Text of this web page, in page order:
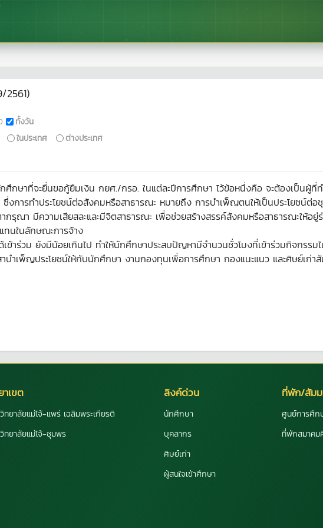
2561)
ทั้งวัน
ในประเทศ ต่างประเทศ
ษาที่จะยื่นขอกู้ยืมเงิน กยศ./กรอ. ในแต่ละปีการศึกษา ไว้ข้อหนึ่งคือ จะต้องเป็นผู้ที่
งการทำประโยชน์ต่อสังคมหรือสาธารณะ หมายถึง การบำเพ็ญตนให้เป็นประโยชน์ต่
กรุณา มีความเสียสละและมีจิตสาธารณะ เพื่อช่วยสร้างสรรค์สังคมหรือสาธารณะให้อ
ทนในลักษณะการจ้าง
ข้าร่วม ยังมีน้อยเกินไป ทำให้นักศึกษาประสบปัญหามีจำนวนชั่วโมงที่เข้าร่วมกิจกรรม
ำเพ็ญประโยชน์ให้กับนักศึกษา งานกองทุนเพื่อการศึกษา กองแนะแนว และศิษย์เก่า
เขต
ทยาลัยแม่โจ้-แพร่ เฉลิมพระเกียรติ
ทยาลัยแม่โจ้-ชุมพร
ลิงค์ด่วน
นักศึกษา
บุคลากร
ศิษย์เก่า
ผู้สนใจเข้าศึกษา
ที่พัก/สัม
ศูนย์การศึก
ที่พักสมาคม